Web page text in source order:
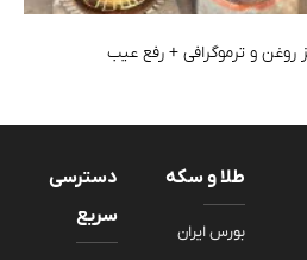
طلا و سکه
بورس ایران
دسترسی
سریع